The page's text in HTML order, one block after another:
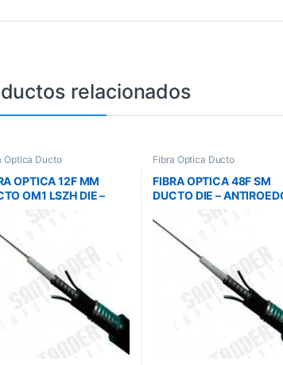
relacionados
Óptica Ducto
OPTICA 12F MM
OM1 LSZH DIE –
Fibra Óptica Ducto
FIBRA OPTICA 48F SM
DUCTO DIE –